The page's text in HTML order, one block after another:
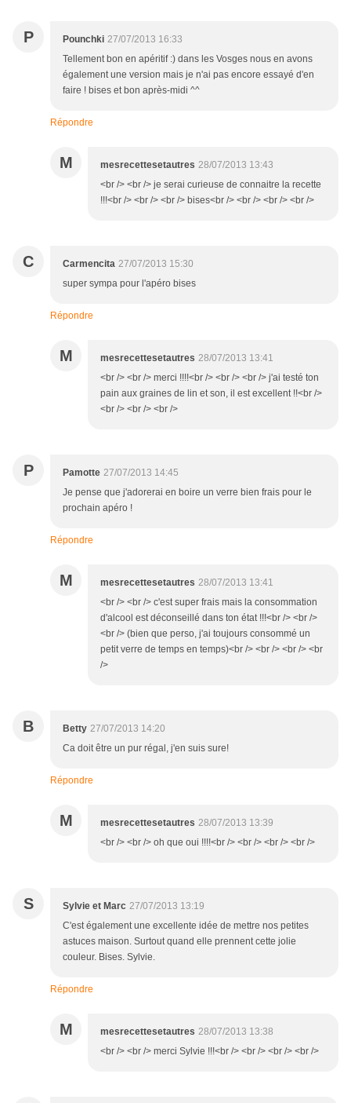
P Pounchki 27/07/2013 16:33
Tellement bon en apéritif :) dans les Vosges nous en avons
également une version mais je n'ai pas encore essayé d'en
faire ! bises et bon après-midi ^^
Répondre
M mesrecettesetautres 28/07/2013 13:43
<br /> <br /> je serai curieuse de connaitre la recette
!!!<br /> <br /> <br /> bises<br /> <br /> <br /> <br />
C Carmencita 27/07/2013 15:30
super sympa pour l'apéro bises
Répondre
M mesrecettesetautres 28/07/2013 13:41
<br /> <br /> merci !!!!<br /> <br /> <br /> j'ai testé ton
pain aux graines de lin et son, il est excellent !!<br />
<br /> <br /> <br />
P Pamotte 27/07/2013 14:45
Je pense que j'adorerai en boire un verre bien frais pour le
prochain apéro !
Répondre
M mesrecettesetautres 28/07/2013 13:41
<br /> <br /> c'est super frais mais la consommation
d'alcool est déconseillé dans ton état !!!<br /> <br />
<br /> (bien que perso, j'ai toujours consommé un
petit verre de temps en temps)<br /> <br /> <br /> <br
/>
B Betty 27/07/2013 14:20
Ca doit être un pur régal, j'en suis sure!
Répondre
M mesrecettesetautres 28/07/2013 13:39
<br /> <br /> oh que oui !!!!<br /> <br /> <br /> <br />
S Sylvie et Marc 27/07/2013 13:19
C'est également une excellente idée de mettre nos petites
astuces maison. Surtout quand elle prennent cette jolie
couleur. Bises. Sylvie.
Répondre
M mesrecettesetautres 28/07/2013 13:38
<br /> <br /> merci Sylvie !!!<br /> <br /> <br /> <br />